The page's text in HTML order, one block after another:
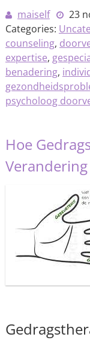
maiself
23
Categories:
counseling,
expertise,
benadering,
psycholoog
Hoe